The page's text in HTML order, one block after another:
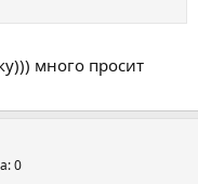
много просит
0